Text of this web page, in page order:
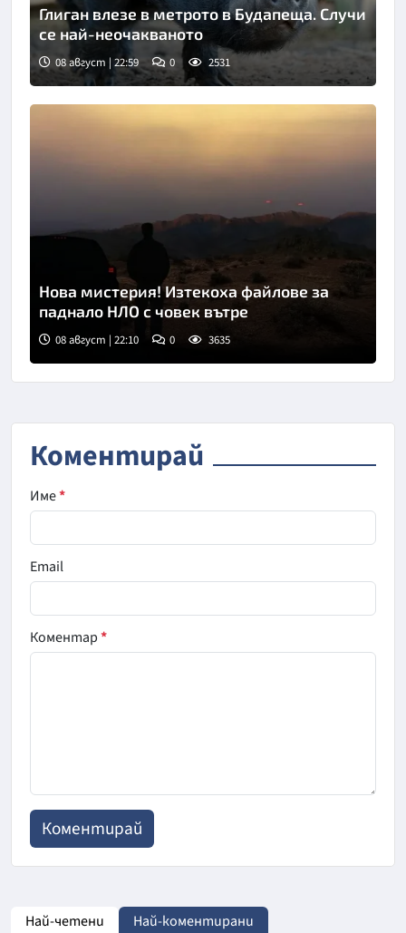
Глиган влезе в метрото в Будапеща. Случи
се най-неочакваното
08 август | 22:59 0 2531
Нова мистерия! Изтекоха файлове за
паднало НЛО с човек вътре
08 август | 22:10 0 3635
Коментирай
Име*
Email
Коментар*
Най-четени Най-коментирани